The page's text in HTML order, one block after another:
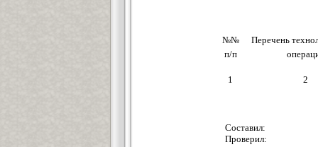
№№
Перечень
п/п
1 2
Составил:
Проверил: